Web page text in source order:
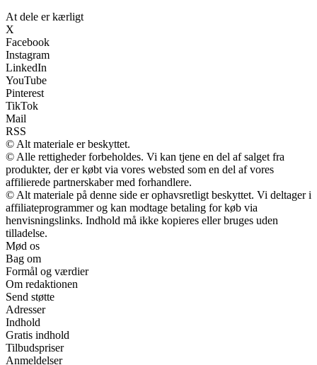
At dele er kærligt
X
Facebook
Instagram
LinkedIn
YouTube
Pinterest
TikTok
Mail
RSS
© Alt materiale er beskyttet.
© Alle rettigheder forbeholdes. Vi kan tjene en del af salget fra
produkter, der er købt via vores websted som en del af vores
affilierede partnerskaber med forhandlere.
© Alt materiale på denne side er ophavsretligt beskyttet. Vi deltager i
affiliateprogrammer og kan modtage betaling for køb via
henvisningslinks. Indhold må ikke kopieres eller bruges uden
tilladelse.
Mød os
Bag om
Formål og værdier
Om redaktionen
Send støtte
Adresser
Indhold
Gratis indhold
Tilbudspriser
Anmeldelser